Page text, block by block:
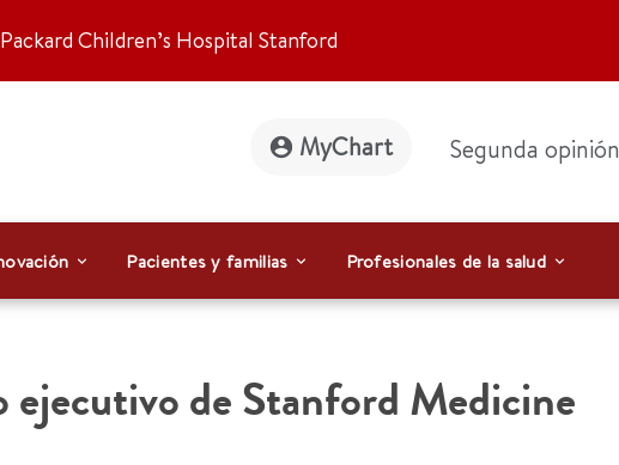
Children’s Hospital Stanford
MyChart Segunda opinión
Pacientes y familias Profesionales de la salud
de Stanford Medicine